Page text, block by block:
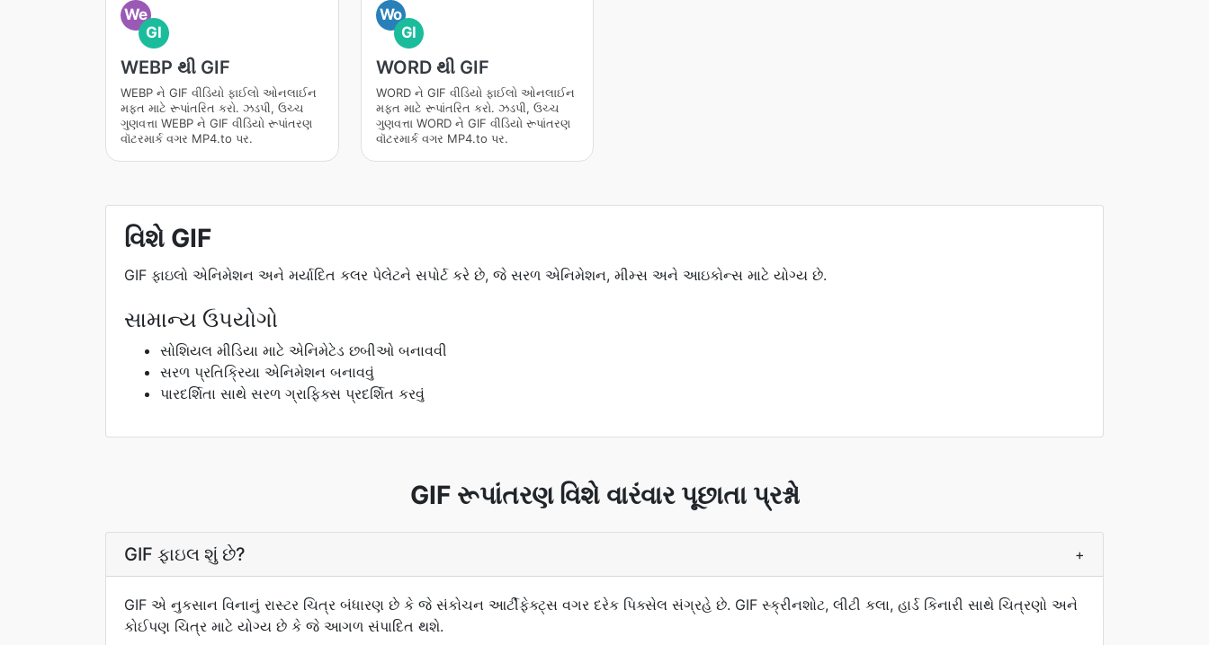
We
GI
WEBP થી GIF
WEBP ને GIF વીડિયો ફાઈલો ઓનલાઈન
મફત માટે રૂપાંતરિત કરો. ઝડપી, ઉચ્ચ
ગુણવત્તા WEBP ને GIF વીડિયો રૂપાંતરણ
વૉટરમાર્ક વગર MP4.to પર.
Wo
GI
WORD થી GIF
WORD ને GIF વીડિયો ફાઈલો ઓનલાઈન
મફત માટે રૂપાંતરિત કરો. ઝડપી, ઉચ્ચ
ગુણવત્તા WORD ને GIF વીડિયો રૂપાંતરણ
વૉટરમાર્ક વગર MP4.to પર.
વિશે GIF
GIF ફાઇલો એનિમેશન અને મર્યાદિત કલર પેલેટને સપોર્ટ કરે છે, જે સરળ એનિમેશન, મીમ્સ અને આઇકોન્સ માટે યોગ્ય છે.
સામાન્ય ઉપયોગો
સોશિયલ મીડિયા માટે એનિમેટેડ છબીઓ બનાવવી
સરળ પ્રતિક્રિયા એનિમેશન બનાવવું
પારદર્શિતા સાથે સરળ ગ્રાફિક્સ પ્રદર્શિત કરવું
GIF રૂપાંતરણ વિશે વારંવાર પૂછાતા પ્રશ્નો
GIF ફાઇલ શું છે? +
GIF એ નુકસાન વિનાનું રાસ્ટર ચિત્ર બંધારણ છે કે જે સંકોચન આર્ટીફેક્ટ્સ વગર દરેક પિક્સેલ સંગ્રહે છે. GIF સ્ક્રીનશોટ, લીટી કલા, હાર્ડ કિનારી સાથે ચિત્રણો અને
કોઈપણ ચિત્ર માટે યોગ્ય છે કે જે આગળ સંપાદિત થશે.